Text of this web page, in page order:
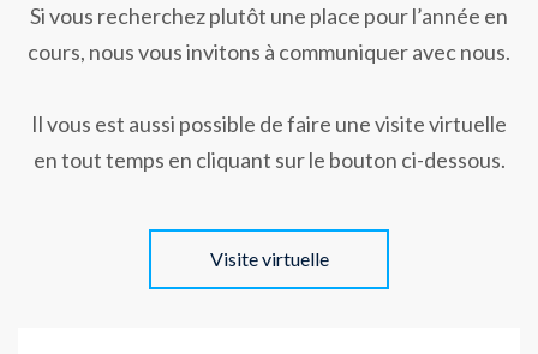
Si vous recherchez plutôt une place pour l’année en
cours, nous vous invitons à communiquer avec nous.
Il vous est aussi possible de faire une visite virtuelle
en tout temps en cliquant sur le bouton ci-dessous.
Visite virtuelle